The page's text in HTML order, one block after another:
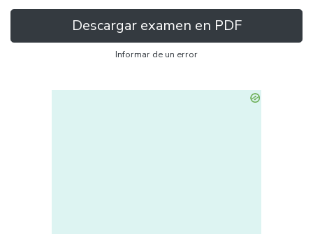
Descargar examen en PDF
Informar de un error